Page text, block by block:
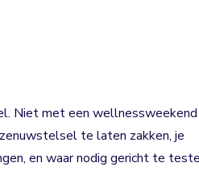
Niet met een
te laten zakken, je
en waar nodig gericht te